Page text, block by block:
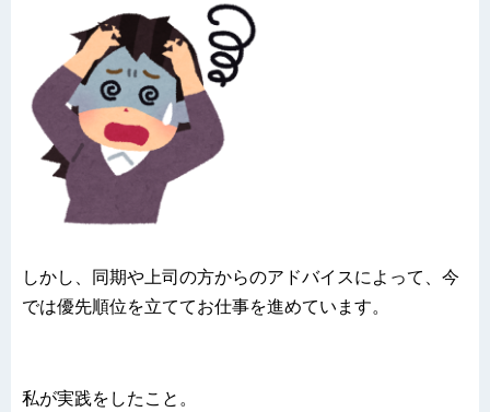
しかし、同期や上司の方からのアドバイスによって、今
では優先順位を立ててお仕事を進めています。
私が実践をしたこと。